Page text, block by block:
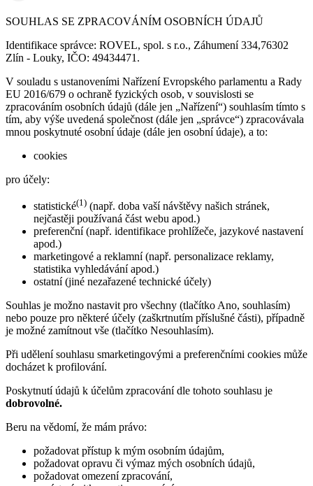
SOUHLAS SE ZPRACOVÁNÍM OSOBNÍCH ÚDAJŮ
Identifikace správce: ROVEL, spol. s r.o., Záhumení 334,76302
Zlín - Louky, IČO: 49434471.
V souladu s ustanoveními Nařízení Evropského parlamentu a Rady
EU 2016/679 o ochraně fyzických osob, v souvislosti se
zpracováním osobních údajů (dále jen „Nařízení“) souhlasím tímto s
tím, aby výše uvedená společnost (dále jen „správce“) zpracovávala
mnou poskytnuté osobní údaje (dále jen osobní údaje), a to:
cookies
pro účely:
statistické(1) (např. doba vaší návštěvy našich stránek,
nejčastěji používaná část webu apod.)
preferenční (např. identifikace prohlížeče, jazykové nastavení
apod.)
marketingové a reklamní (např. personalizace reklamy,
statistika vyhledávání apod.)
ostatní (jiné nezařazené technické účely)
Souhlas je možno nastavit pro všechny (tlačítko Ano, souhlasím)
nebo pouze pro některé účely (zaškrtnutím příslušné části), případně
je možné zamítnout vše (tlačítko Nesouhlasím).
Při udělení souhlasu smarketingovými a preferenčními cookies může
docházet k profilování.
Poskytnutí údajů k účelům zpracování dle tohoto souhlasu je
dobrovolné.
Beru na vědomí, že mám právo:
požadovat přístup k mým osobním údajům,
požadovat opravu či výmaz mých osobních údajů,
požadovat omezení zpracování,